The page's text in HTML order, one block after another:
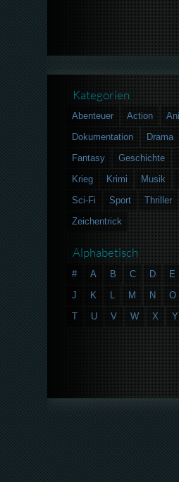
Kategorien
Abenteuer Action
Dokumentation
Drama
Fantasy
Geschichte
Krieg
Krimi Musik
Sci-Fi
Sport Thriller
Zeichentrick
Alphabetisch
# A B C D E
J
K L M N O
T
U V W X Y